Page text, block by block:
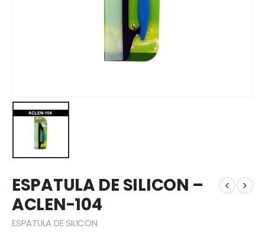
ESPATULA DE SILICON –
ACLEN-104
ESPATULA DE SILICON